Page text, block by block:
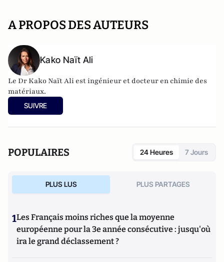
A PROPOS DES AUTEURS
Kako Naït Ali
Le Dr Kako Naït Ali est ingénieur et docteur en chimie des
matériaux.
SUIVRE
POPULAIRES 24 Heures 7 Jours
PLUS LUS PLUS PARTAGES
1Les Français moins riches que la moyenne
européenne pour la 3e année consécutive : jusqu'où
ira le grand déclassement ?